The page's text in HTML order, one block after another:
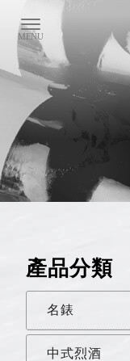
產品分類
名錶
中式烈酒